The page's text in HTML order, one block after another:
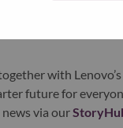
Hong Kong stock
with
future for
via our